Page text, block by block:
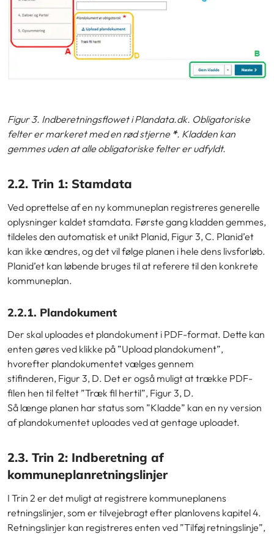
Figur 3. Indberetningsflowet i Plandata.dk. Obligatoriske
felter er markeret med en rød stjerne *. Kladden kan
gemmes uden at alle obligatoriske felter er udfyldt.
2.2. Trin 1: Stamdata
Ved oprettelse af en ny kommuneplan registreres generelle
oplysninger kaldet stamdata. Første gang kladden gemmes,
tildeles den automatisk et unikt Planid, Figur 3, C. Planid’et
kan ikke ændres, og det vil følge planen i hele dens livsforløb.
Planid’et kan løbende bruges til at referere til den konkrete
kommuneplan.
2.2.1. Plandokument
Der skal uploades et plandokument i PDF-format. Dette kan
enten gøres ved klikke på ”Upload plandokument”,
hvorefter plandokumentet vælges gennem
stifinderen, Figur 3, D. Det er også muligt at trække PDF-
filen hen til feltet ”Træk fil hertil”, Figur 3, D.
Så længe planen har status som ”Kladde” kan en ny version
af plandokumentet uploades ved at gentage uploadet.
2.3. Trin 2: Indberetning af
kommuneplanretningslinjer
I Trin 2 er det muligt at registrere kommuneplanens
retningslinjer, som er tilvejebragt efter planlovens kapitel 4.
Retningslinjer kan registreres enten ved ”Tilføj retningslinje”,